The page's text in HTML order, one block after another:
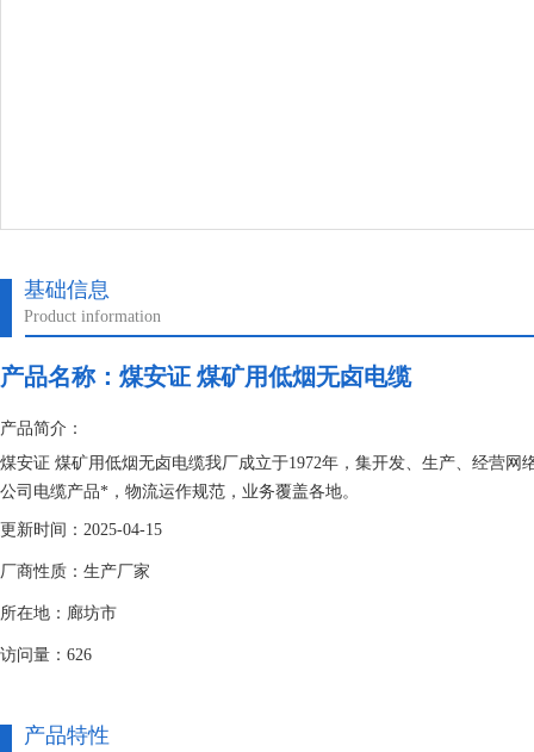
基础信息
Product information
产品名称： 煤安证 煤矿用低烟无卤电缆
产品简介：
煤安证 煤矿用低烟无卤电缆我厂成立于1972年，集开发、生产、经营
公司电缆产品*，物流运作规范，业务覆盖各地。
更新时间：2025-04-15
厂商性质：生产厂家
所在地：廊坊市
访问量：626
产品特性